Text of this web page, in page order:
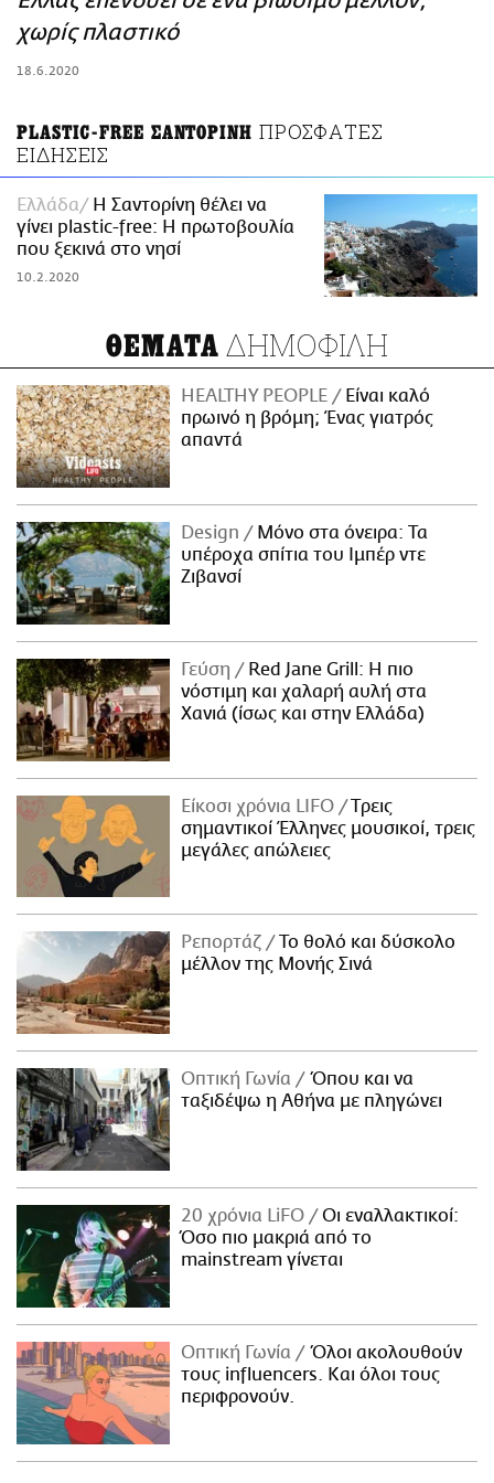
ΑΜΠΑ
χωρίς πλαστικό
18.6.2020
PLASTIC-FREE ΣΑΝΤΟΡΙΝΗ ΠΡΟΣΦΑΤΕΣ
ΕΙΔΗΣΕΙΣ
Ελλάδα
Η Σαντορίνη θέλει να
γίνει plastic-free: Η πρωτοβουλία
που ξεκινά στο νησί
10.2.2020
ΘΕΜΑΤΑ ΔΗΜΟΦΙΛΗ
HEALTHY PEOPLE
Είναι καλό
πρωινό η βρόμη; Ένας γιατρός
απαντά
Design
Μόνο στα όνειρα: Τα
υπέροχα σπίτια του Ιμπέρ ντε
Ζιβανσί
Γεύση
Red Jane Grill: Η πιο
νόστιμη και χαλαρή αυλή στα
Χανιά (ίσως και στην Ελλάδα)
Είκοσι χρόνια LIFO
Tρεις
σημαντικοί Έλληνες μουσικοί, τρεις
μεγάλες απώλειες
Ρεπορτάζ
Το θολό και δύσκολο
μέλλον της Μονής Σινά
Οπτική Γωνία
Όπου και να
ταξιδέψω η Αθήνα με πληγώνει
20 χρόνια LiFO
Οι εναλλακτικοί:
Όσο πιο μακριά από το
mainstream γίνεται
Οπτική Γωνία
Όλοι ακολουθούν
τους influencers. Και όλοι τους
περιφρονούν.